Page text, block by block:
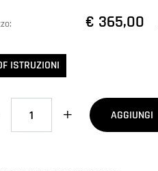
€ 365,00
ISTRUZIONI
Quantità
AGGIUNGI